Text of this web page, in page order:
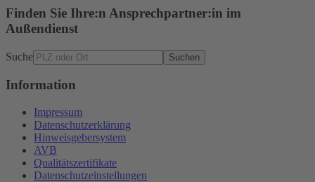
Finden Sie Ihre:n Ansprechpartner:in im
Außendienst
Suche Suchen
Information
Impressum
Datenschutzerklärung
Hinweisgebersystem
AVB
Qualitätszertifikate
Datenschutzeinstellungen